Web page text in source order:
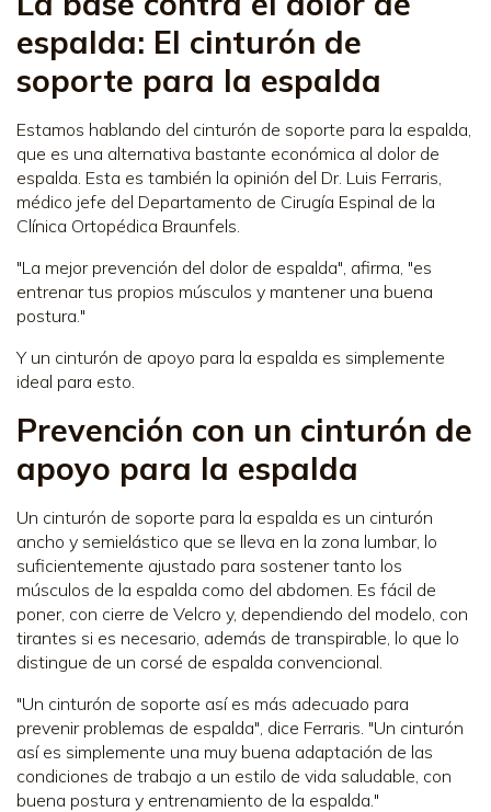
espalda: El cinturón de
soporte para la espalda
Estamos hablando del cinturón de soporte para la espalda,
que es una alternativa bastante económica al dolor de
espalda. Esta es también la opinión del Dr. Luis Ferraris,
médico jefe del Departamento de Cirugía Espinal de la
Clínica Ortopédica Braunfels.
"La mejor prevención del dolor de espalda", afirma, "es
entrenar tus propios músculos y mantener una buena
postura."
Y un cinturón de apoyo para la espalda es simplemente
ideal para esto.
Prevención con un cinturón de
apoyo para la espalda
Un cinturón de soporte para la espalda es un cinturón
ancho y semielástico que se lleva en la zona lumbar, lo
suficientemente ajustado para sostener tanto los
músculos de la espalda como del abdomen. Es fácil de
poner, con cierre de Velcro y, dependiendo del modelo, con
tirantes si es necesario, además de transpirable, lo que lo
distingue de un corsé de espalda convencional.
"Un cinturón de soporte así es más adecuado para
prevenir problemas de espalda", dice Ferraris. "Un cinturón
así es simplemente una muy buena adaptación de las
condiciones de trabajo a un estilo de vida saludable, con
buena postura y entrenamiento de la espalda."